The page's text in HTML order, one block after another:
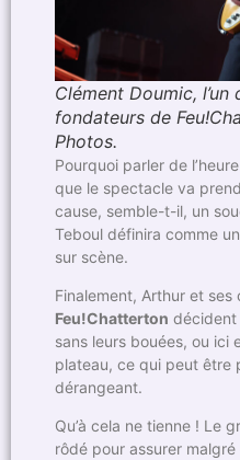
Clément Doumic, l’un
fondateurs de
Photos.
Pourquoi parler de
que le spectacle va
cause, semble-t-il, un
Teboul définira comme
sur scène.
Finalement, Arthur et ses
Feu!Chatterton décident
sans leurs bouées, ou ici
plateau, ce qui peut être
dérangeant.
Qu’à cela ne tienne ! Le
rôdé pour assurer